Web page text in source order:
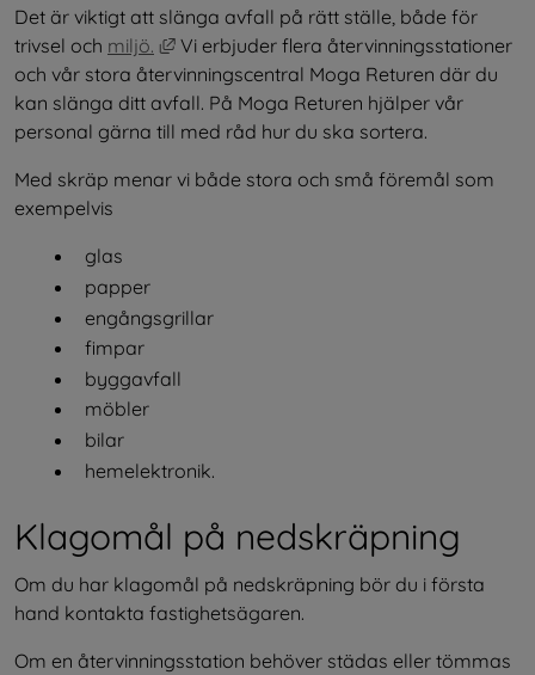
Det är viktigt att slänga avfall på rätt ställe, både för
trivsel och miljö. Länk till annan webbplats, öppnas i nytt
Vi erbjuder flera återvinningsstationer
och vår stora återvinningscentral Moga Returen där du
kan slänga ditt avfall. På Moga Returen hjälper vår
personal gärna till med råd hur du ska sortera.
Med skräp menar vi både stora och små föremål som
exempelvis
glas
papper
engångsgrillar
fimpar
byggavfall
möbler
bilar
hemelektronik.
Klagomål på nedskräpning
Om du har klagomål på nedskräpning bör du i första
hand kontakta fastighetsägaren.
Om en återvinningsstation behöver städas eller tömmas